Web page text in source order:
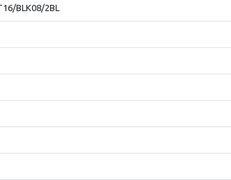
BLK08/2BL